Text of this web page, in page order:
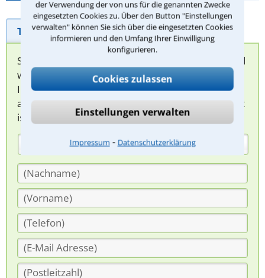
der Verwendung der von uns für die genannten Zwecke
eingesetzten Cookies zu. Über den Button "Einstellungen
verwalten" können Sie sich über die eingesetzten Cookies
informieren und den Umfang Ihrer Einwilligung
konfigurieren.
Cookies zulassen
Einstellungen verwalten
Impressum ⁃ Datenschutzerklärung
Telefonhilfe Beratungsanfrage
Sie können hier Ihren Fall schildern. Anschließend
werden sich spezialisierte Rechtsanwälte bei
Ihnen melden, um das weitere Vorgehen
abzuklären. Die Rückmeldung durch einen Anwalt
ist für Sie kostenlos.